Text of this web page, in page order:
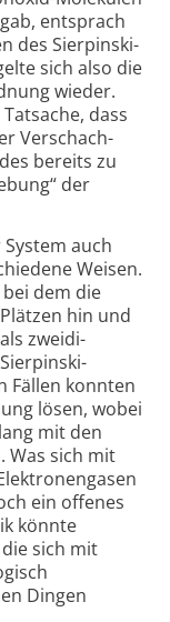
entsprach
des Sierpinski-
sich also die
wieder.
dass
Verschach­
bereits zu
der
auch
Weisen.
dem die
hin und
zweidi­
Fällen konnten
lösen, wobei
mit den
Was sich mit
ein offenes
könnte
sich mit
Dingen